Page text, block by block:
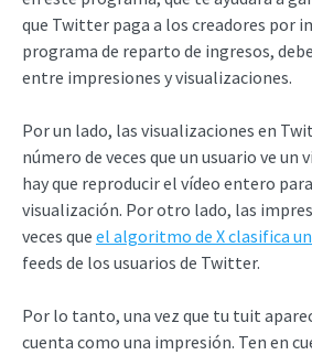
que Twitter paga a los creadores por
programa de reparto de ingresos,
entre impresiones y visualizaciones.
Por un lado, las visualizaciones en
número de veces que un usuario ve un
hay que reproducir el vídeo entero
visualización. Por otro lado, las
veces que el algoritmo de X clasifica
feeds de los usuarios de Twitter.
Por lo tanto, una vez que tu tuit
cuenta como una impresión. Ten en